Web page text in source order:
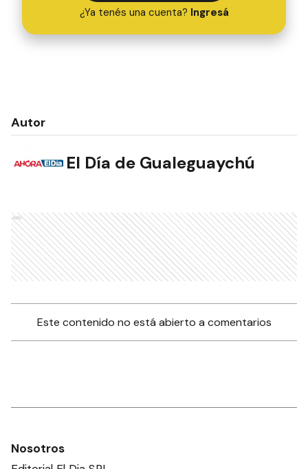
¿Ya tenés una cuenta? Ingresá
Autor
El Día de Gualeguaychú
Ads
Este contenido no está abierto a comentarios
Nosotros